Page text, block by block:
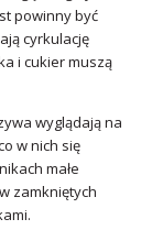
powinny być
cyrkulację
i cukier muszą
wyglądają na
w nich się
małe
zamkniętych